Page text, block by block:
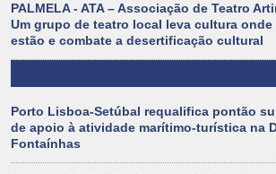
PALMELA - ATA – Associação de Teatro
Um grupo de teatro local leva cultura onde
estão e combate a desertificação cultural
Porto Lisboa-Setúbal requalifica pontão
de apoio à atividade marítimo-turística na
Fontaínhas